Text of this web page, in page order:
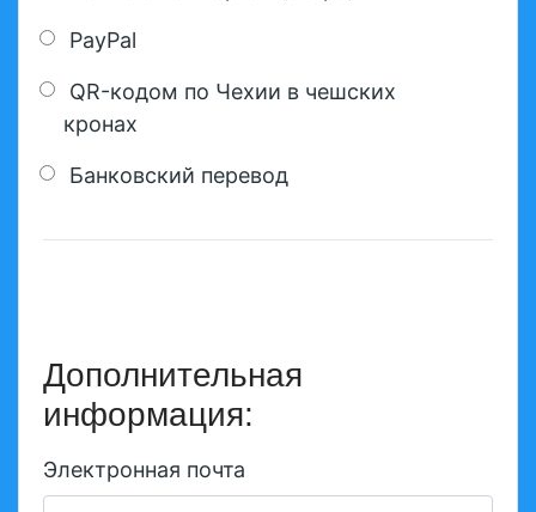
PayPal
QR-кодом по Чехии в чешских
кронах
Банковский перевод
Дополнительная
информация:
Электронная почта